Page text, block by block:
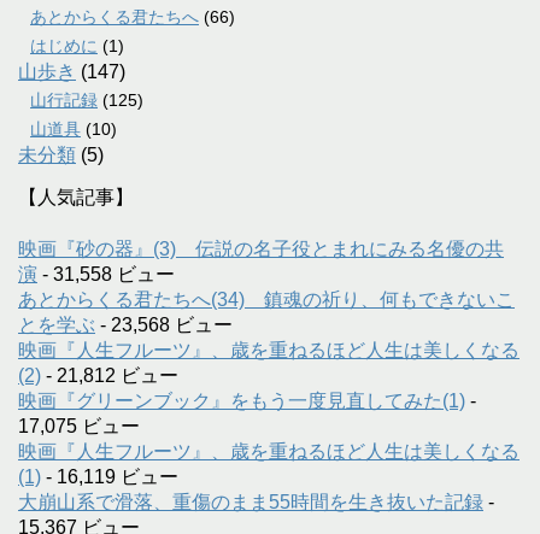
あとからくる君たちへ (66)
はじめに (1)
山歩き (147)
山行記録 (125)
山道具 (10)
未分類 (5)
【人気記事】
映画『砂の器』(3) 伝説の名子役とまれにみる名優の共
演 - 31,558 ビュー
あとからくる君たちへ(34) 鎮魂の祈り、何もできないこ
とを学ぶ - 23,568 ビュー
映画『人生フルーツ』、歳を重ねるほど人生は美しくなる
(2) - 21,812 ビュー
映画『グリーンブック』をもう一度見直してみた(1) -
17,075 ビュー
映画『人生フルーツ』、歳を重ねるほど人生は美しくなる
(1) - 16,119 ビュー
大崩山系で滑落、重傷のまま55時間を生き抜いた記録 -
15,367 ビュー